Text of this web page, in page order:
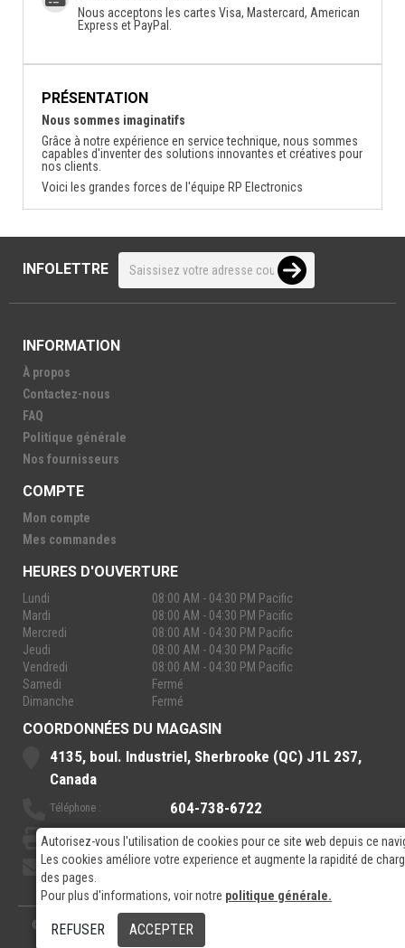
Autorisez-vous l'utilisation de cookies pour ce site web depuis ce
Les cookies améliore votre experience et augmente la rapidité de
des pages.
Pour plus d'informations, voir notre politique générale.
REFUSER ACCEPTER
Nous acceptons les cartes Visa, Mastercard, American
Express et PayPal.
PRÉSENTATION
Nous sommes imaginatifs
Grâce à notre expérience en service technique, nous sommes
capables d'inventer des solutions innovantes et créatives pour
nos clients.
Voici les grandes forces de l'équipe RP Electronics
INFOLETTRE
INFORMATION
À propos
Contactez-nous
FAQ
Politique générale
Nos fournisseurs
© 2026- RP Electronics
COMPTE
Mon compte
Mes commandes
HEURES D'OUVERTURE
Lundi
08:00 AM - 04:30 PM Pacific
Mardi
08:00 AM - 04:30 PM Pacific
Mercredi
08:00 AM - 04:30 PM Pacific
Jeudi
08:00 AM - 04:30 PM Pacific
Vendredi
08:00 AM - 04:30 PM Pacific
Samedi
Fermé
Dimanche
Fermé
COORDONNÉES DU MAGASIN
4135, boul. Industriel, Sherbrooke (QC) J1L 2S7,
Canada
Téléphone : 604-738-6722
Sans-Frais : 888-921-7770
Courriel: sales@rpelectronics.com